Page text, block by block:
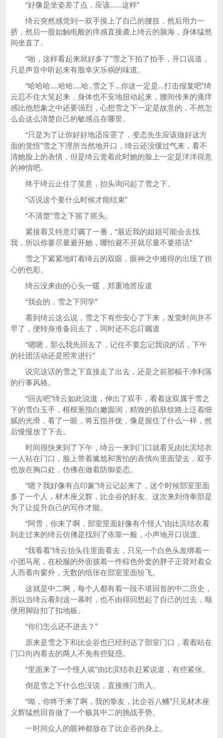
“好像是坐姿差了点，应该......这样”
绮云突然感觉到一双手摸上了自己的腰肢，然后用力一
挤，然后一股如触电般的痒感直接袭上绮云的脑海，身体猛然
间坐直了。
“啪，这样看起来就好多了”雪之下拍了拍手，开口说道，
只是声音中听起来有股幸灾乐祸的味道。
“哈哈哈....哈哈....哈..雪之下...你这一定是...打击报复吧”绮
云忍不住大笑起来，身体也不安地扭动起来，腰间传来的瘙痒
感比他想象之中还要强烈，心想雪之下一定是故意的，不然怎
么会这么清楚自己的敏感点在哪里。
“只是为了让你好好地适应罢了，变态先生应该做好这方
面的觉悟”雪之下理所当然地开口，绮云还没缓过气来，看不
清她脸上的表情，但是绮云觉着此时她的脸上一定是洋洋得意
的神情吧。
终于绮云止住了笑意，抬头询问起了雪之下。
“话说这个要什么时候才能结束”
“不清楚”雪之下摇了摇头。
紧接着又特意叮嘱了一番，“最近我的姐姐可能会去找
我，所以你要尽量避开她，哪怕避不开就尽量不要搭话”
雪之下紧紧地盯着绮云的双眼，眼神之中难得的出现了担
心的色彩。
绮云没来由的心头一暖，郑重地答应道
“我会的，雪之下同学”
看到绮云这么说，雪之下有些安心了下来，发觉时间并不
早了，便转身准备回去了，同时还不忘叮嘱道
“嗯嗯，那么我先回去了，记住不要忘记我说的话，下午
的社团活动还是照常进行”
说完这话的雪之下直接走了出去，还是之前那幅干净利落
的行事风格。
“回去吧”绮云如此说道，伸出了双手，看着这双属于雪之
下的雪白玉手，根根葱指白嫩圆润，精致的肌肤纹路上泛着细
腻的光滑，看了一眼，将五指并拢，像是握住了什么一样，然
后慢慢放了下去。
时间很快来到了下午，绮云一来到门口就看见由比滨结衣
一人站在门口，脸上带着尴尬和害怕的表情向里面望去，双手
也放在胸口处，仿佛在做着防御姿态。
“嗯？我好像有点印象”绮云记起来了，这个时候部室里面
多了一个人，材木座义辉，比企谷的好友。这次来到侍奉部是
为了让提升自己的写作才能。
“阿雪，你来了啊，部室里面好像有个怪人”由比滨结衣看
到走过来的绮云仿佛是找到了依靠一般，小声地开口说道。
“我看看”绮云抬头往里面看去，只见一个白色头发绑着一
小团马尾，在校服的外面披着一件棕色外套的胖子正背对着众
人而看向窗外，无数的纸张在部室里面纷飞。
这就是中二啊，每个人都有着一段不堪回首的中二历史，
所以当绮云看到这一幕时，也不由得回想起了自己的过去，顺
便用脚趾扣了扣地板。
“你们怎么还不进去？”
原来是雪之下和比企谷也已经到达了部室门口，看着站在
门口向内看去的两人不免有些疑惑。
“里面来了一个怪人诶”由比滨结衣赶紧说道，有些紧张。
倒是雪之下什么也没说，直接推门而入。
“呦，你终于来了啊，我的挚友，比企谷八幡”只见材木座
义辉猛然回首做了一个极其中二的挑战手势。
一时间众人的眼神都放在了比企谷的身上。